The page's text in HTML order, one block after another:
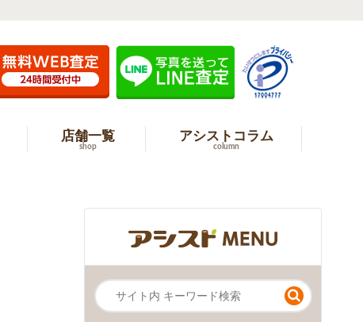
店舗一覧
shop
アシストコラム
column